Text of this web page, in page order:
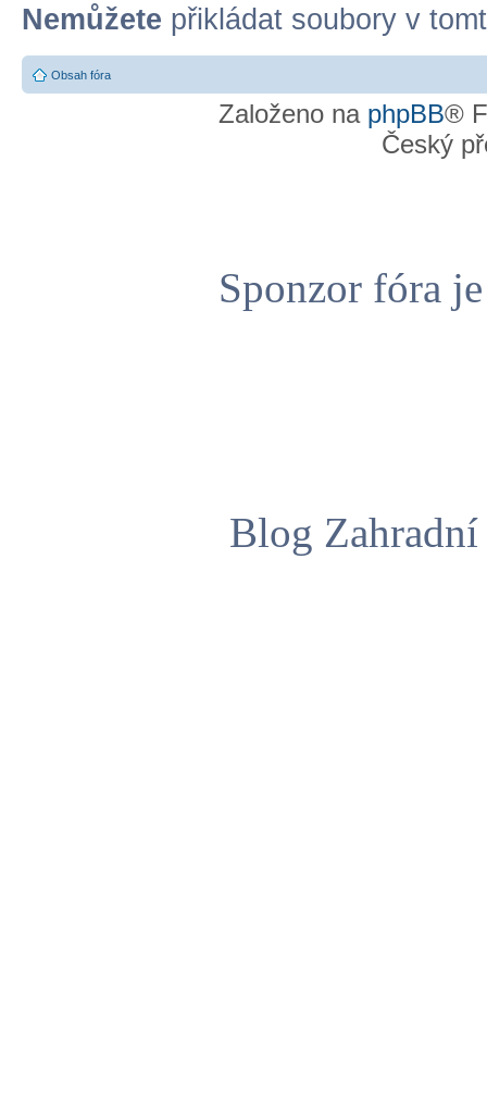
Nemůžete přikládat soubory v
Obsah fóra
Založeno na phpBB®
Český
Sponzor fóra
Blog